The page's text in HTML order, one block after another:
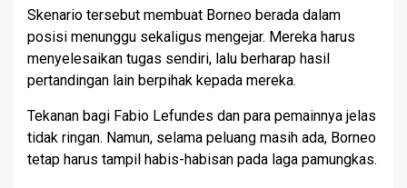
Skenario tersebut membuat Borneo berada dalam
posisi menunggu sekaligus mengejar. Mereka harus
menyelesaikan tugas sendiri, lalu berharap hasil
pertandingan lain berpihak kepada mereka.
Tekanan bagi Fabio Lefundes dan para pemainnya jelas
tidak ringan. Namun, selama peluang masih ada, Borneo
tetap harus tampil habis-habisan pada laga pamungkas.